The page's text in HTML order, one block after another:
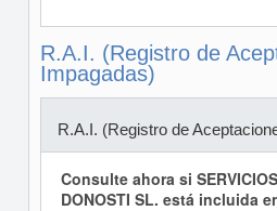
R.A.I. (Registro de
Impagadas)
R.A.I. (Registro de
Consulte ahora si
DONOSTI SL. está incluida